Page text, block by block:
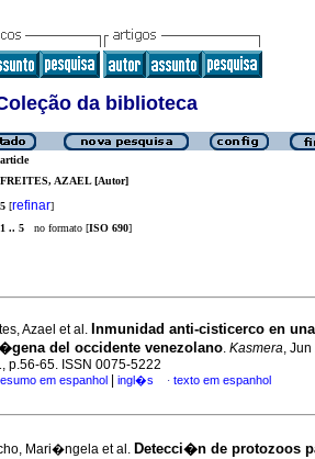
da biblioteca
article
FREITES, AZAEL [Autor]
5 [refinar]
1 .. 5 no formato [ISO 690]
Azael et al. Inmunidad anti-cisticerco en
del occidente venezolano. Kasmera,
p.56-65. ISSN 0075-5222
em espanhol ingl�s · texto em espanhol
Mari�ngela et al. Detecci�n de protozoos